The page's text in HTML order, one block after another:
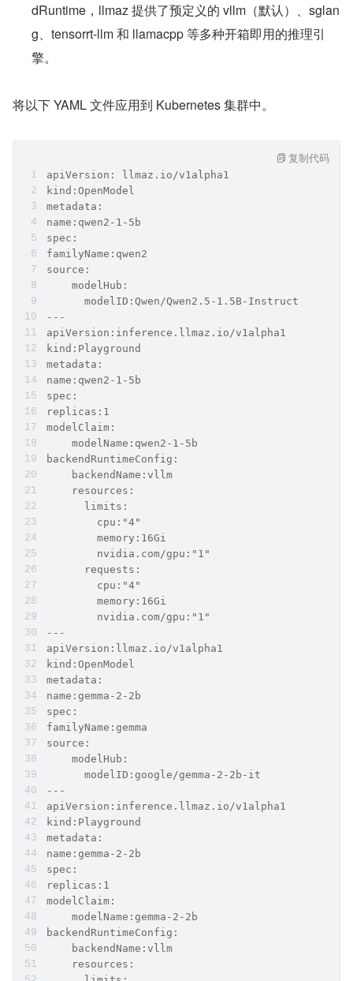
dRuntime，llmaz 提供了预定义的 vllm（默认）、sglan
g、tensorrt-llm 和 llamacpp 等多种开箱即用的推理引
擎。
将以下 YAML 文件应用到 Kubernetes 集群中。
apiVersion: llmaz.io/v1alpha1
kind:OpenModel
metadata:
name:qwen2-1-5b
spec:
familyName:qwen2
source:
    modelHub:
      modelID:Qwen/Qwen2.5-1.5B-Instruct
---
apiVersion:inference.llmaz.io/v1alpha1
kind:Playground
metadata:
name:qwen2-1-5b
spec:
replicas:1
modelClaim:
    modelName:qwen2-1-5b
backendRuntimeConfig:
    backendName:vllm
    resources:
      limits:
        cpu:"4"
        memory:16Gi
        nvidia.com/gpu:"1"
      requests:
        cpu:"4"
        memory:16Gi
        nvidia.com/gpu:"1"
---
apiVersion:llmaz.io/v1alpha1
kind:OpenModel
metadata:
name:gemma-2-2b
spec:
familyName:gemma
source:
    modelHub:
      modelID:google/gemma-2-2b-it
---
apiVersion:inference.llmaz.io/v1alpha1
kind:Playground
metadata:
name:gemma-2-2b
spec:
replicas:1
modelClaim:
    modelName:gemma-2-2b
backendRuntimeConfig:
    backendName:vllm
    resources:
复制代码